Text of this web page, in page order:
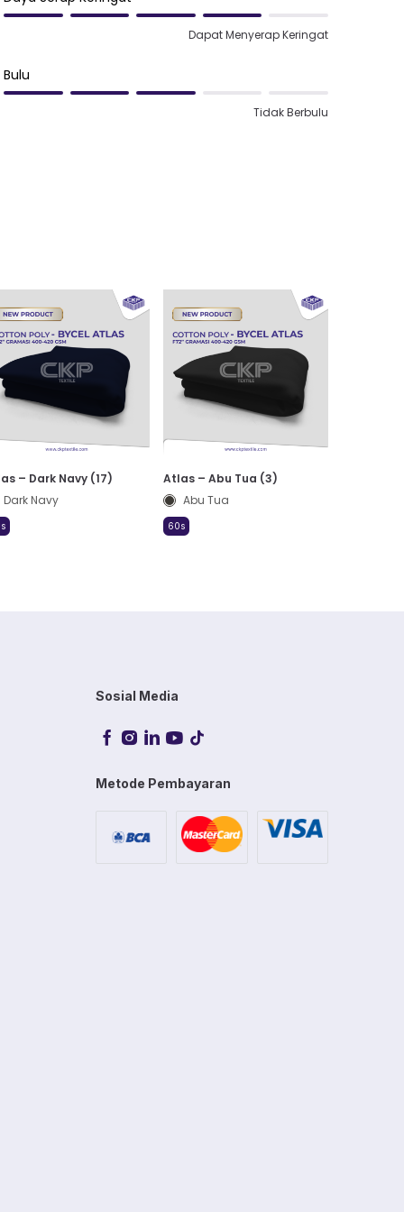
Dapat Menyerap Keringat
Bulu
Tidak Berbulu
– Dark Navy (17)
Dark Navy
Atlas – Abu Tua (3)
Abu Tua
60s
Sosial Media
Metode Pembayaran